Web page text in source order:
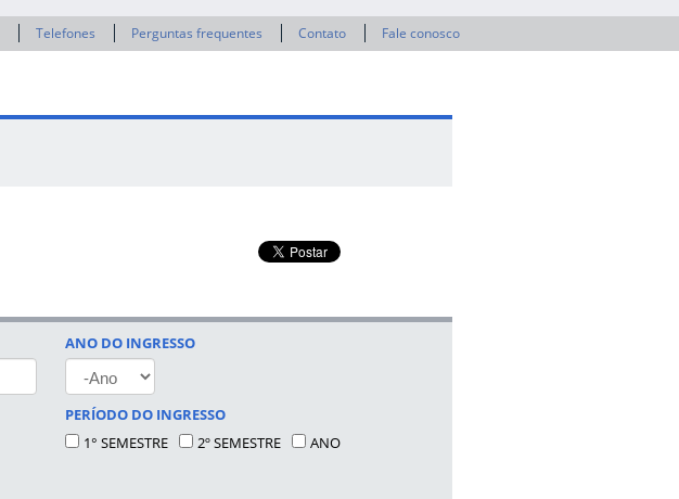
Telefones Perguntas frequentes Contato Fale conosco
ANO DO INGRESSO
ANO
PERÍODO DO INGRESSO
1° SEMESTRE
2º SEMESTRE ANO